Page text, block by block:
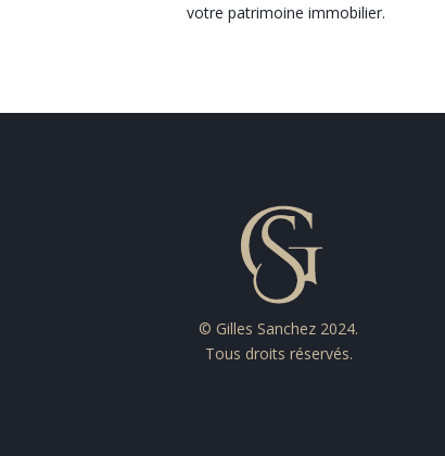
votre patrimoine immobilier.
© Gilles Sanchez 2024.
Tous droits réservés.